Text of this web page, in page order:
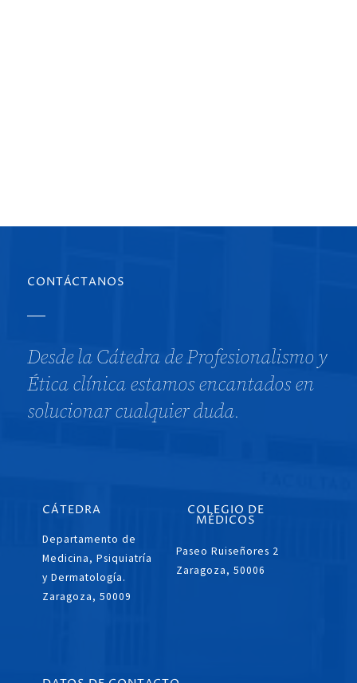
CONTÁCTANOS
Desde la Cátedra de Profesionalismo y
Ética clínica estamos encantados en
solucionar cualquier duda.
CÁTEDRA
Departamento de
Medicina, Psiquiatría
y Dermatología.
Zaragoza, 50009
COLEGIO DE
MÉDICOS
Paseo Ruiseñores 2
Zaragoza, 50006